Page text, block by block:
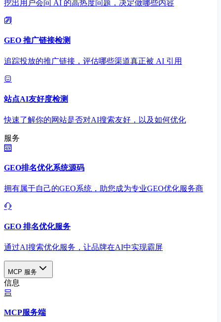
挖出用户会问 AI 的高热度问题，决定做哪些内容
GEO 推广链接检测
追踪投放的推广链接，评估哪些渠道真正被 AI 引用
站点AI友好度检测
快速了解你的网站是否对AI搜索友好，以及如何优化
服务
GEO排名优化系统源码
拥有属于自己的GEO系统，助您成为专业GEO优化服务商
GEO 排名优化服务
通过AI搜索优化服务，让品牌在AI中实现霸屏
MCP 服务
信息
MCP服务端